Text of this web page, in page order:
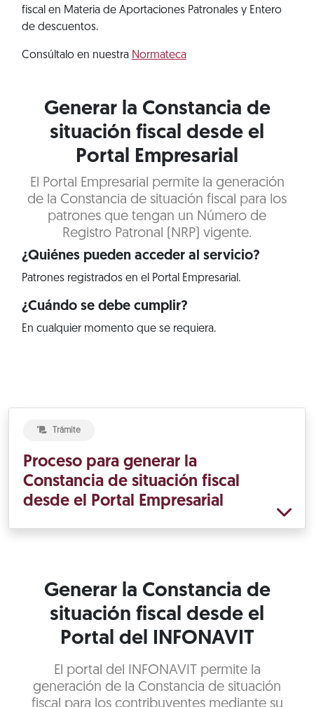
fiscal en Materia de Aportaciones Patronales y Entero
de descuentos.
Consúltalo en nuestra Normateca
Generar la Constancia de
situación fiscal desde el
Portal Empresarial
El Portal Empresarial permite la generación
de la Constancia de situación fiscal para los
patrones que tengan un Número de
Registro Patronal (NRP) vigente.
¿Quiénes pueden acceder al servicio?
Patrones registrados en el Portal Empresarial.
¿Cuándo se debe cumplir?
En cualquier momento que se requiera.
Trámite
Proceso para generar la
Constancia de situación fiscal
desde el Portal Empresarial
Generar la Constancia de
situación fiscal desde el
Portal del INFONAVIT
El portal del INFONAVIT permite la
generación de la Constancia de situación
fiscal para los contribuyentes mediante su